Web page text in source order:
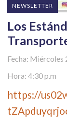
NEWSLETTER
Los
Fecha: Miércoles
Hora: 4:30 p.m
https://